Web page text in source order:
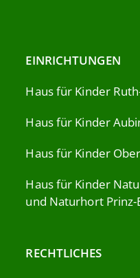
EINRICHTUNGEN
Haus für Kinder
Haus für Kinder
Haus für Kinder
Haus für Kinder
und Naturhort Prinz-
RECHTLICHES